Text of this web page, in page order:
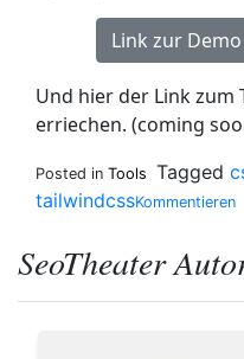
Link zur
Und hier der Link zum
erriechen. (coming
Posted in Tools Tagged
tailwindcssKommentierenon
–
SeoTheater